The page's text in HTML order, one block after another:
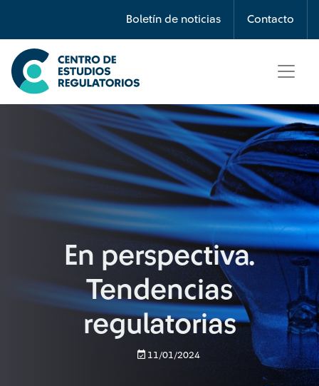
Boletín de noticias Contacto
Búsqueda
Seleccione país
Tipo de artículo
Buscar
En perspectiva.
Tendencias
regulatorias
11/01/2024